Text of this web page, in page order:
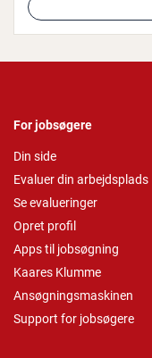
For jobsøgere
Din side
Evaluer din arbejdsplads
Se evalueringer
Opret profil
Apps til jobsøgning
Kaares Klumme
Ansøgningsmaskinen
Support for jobsøgere